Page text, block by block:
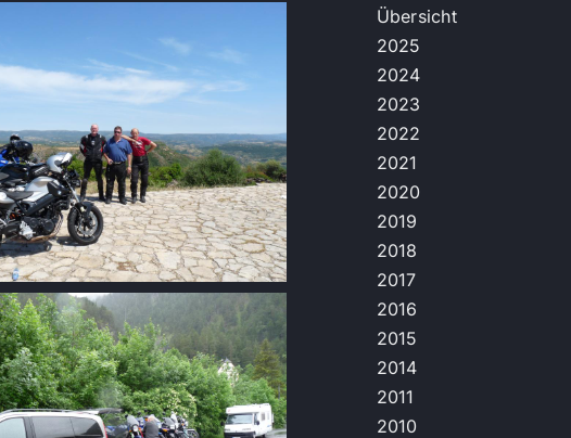
Übersicht
2025
2024
2023
2022
2021
2020
2019
2018
2017
2016
2015
2014
2011
2010